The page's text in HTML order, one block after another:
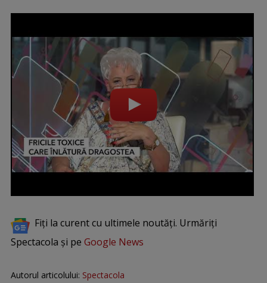
Fiți la curent cu ultimele noutăți. Urmăriți
Spectacola și pe Google News
Autorul articolului: Spectacola